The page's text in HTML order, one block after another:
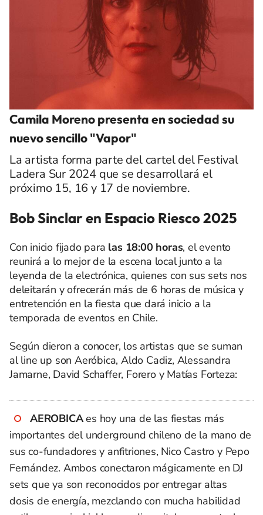
Camila Moreno presenta en sociedad su
nuevo sencillo "Vapor"
La artista forma parte del cartel del Festival
Ladera Sur 2024 que se desarrollará el
próximo 15, 16 y 17 de noviembre.
Bob Sinclar en Espacio Riesco 2025
Con inicio fijado para las 18:00 horas, el evento
reunirá a lo mejor de la escena local junto a la
leyenda de la electrónica, quienes con sus sets nos
deleitarán y ofrecerán más de 6 horas de música y
entretención en la fiesta que dará inicio a la
temporada de eventos en Chile.
Según dieron a conocer, los artistas que se suman
al line up son Aeróbica, Aldo Cadiz, Alessandra
Jamarne, David Schaffer, Forero y Matías Forteza:
AEROBICAes hoy una de las fiestas más
importantes del underground chileno de la mano de
sus co-fundadores y anfitriones, Nico Castro y Pepo
Fernández. Ambos conectaron mágicamente en DJ
sets que ya son reconocidos por entregar altas
dosis de energía, mezclando con mucha habilidad